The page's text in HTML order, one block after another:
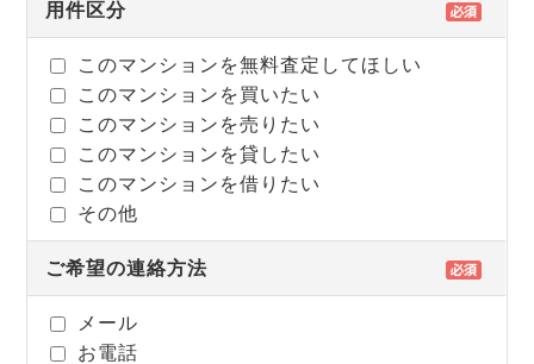
用件区分
このマンションを無料査定してほしい
このマンションを買いたい
このマンションを売りたい
このマンションを貸したい
このマンションを借りたい
その他
ご希望の連絡方法
メール
お電話